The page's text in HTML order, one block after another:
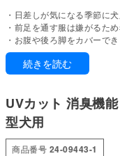
・日差しが気になる季節に
・前足を通す服は嫌がるた
・お腹や後ろ脚をカバーで
・抜け毛や汚れ対策として
・軽くて通気性のよい夏向
・季節の変わり目に体温を
前足フリーで動きやすい
前足を通さない設計で着せや
後ろ脚までしっかりカバーす
続きを読む
UVカット 消臭機
型犬用
商品番号 24-09443-1